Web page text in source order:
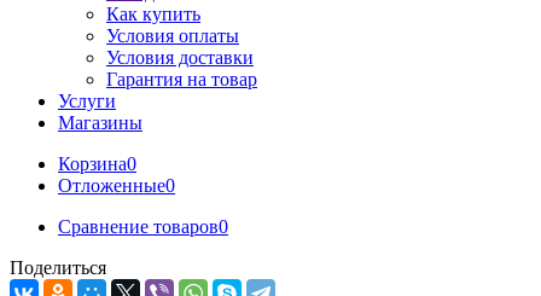
Как купить
Условия оплаты
Условия доставки
Гарантия на товар
Услуги
Магазины
Корзина0
Отложенные0
Сравнение товаров0
Поделиться